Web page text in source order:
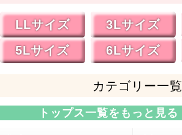
LLサイズ 3Lサイズ
5Lサイズ
6Lサイズ
カテゴリー一覧
トップス一覧をもっと見る